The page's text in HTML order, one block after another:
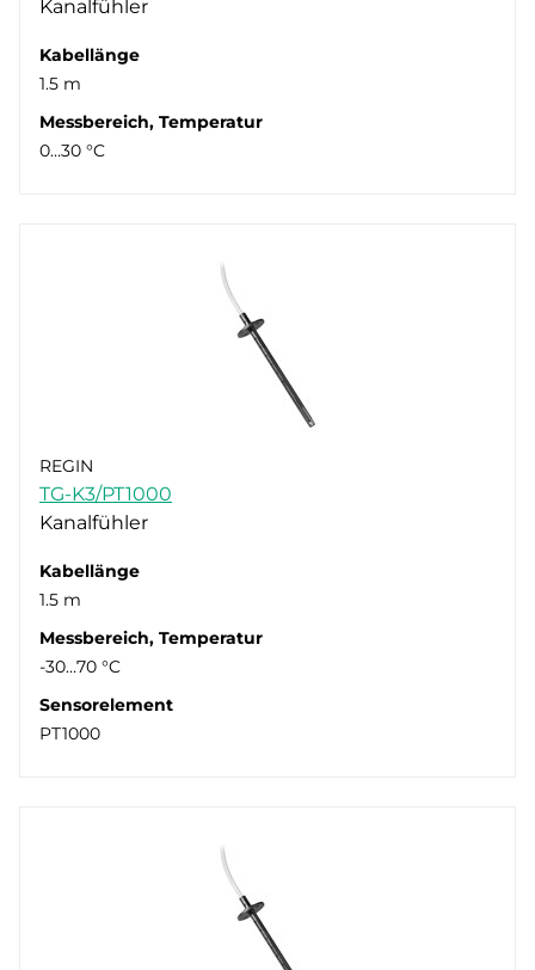
Kanalfühler
Kabellänge
1.5 m
Messbereich, Temperatur
0…30 °C
REGIN
TG-K3/PT1000
Kanalfühler
Kabellänge
1.5 m
Messbereich, Temperatur
-30…70 °C
Sensorelement
PT1000